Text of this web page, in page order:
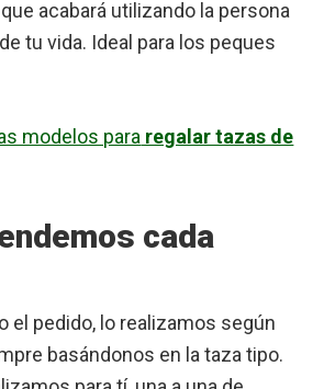
acabará utilizando la persona
tu vida. Ideal para los peques
modelos para regalar tazas de
cada
el pedido, lo realizamos según
basándonos en la taza tipo.